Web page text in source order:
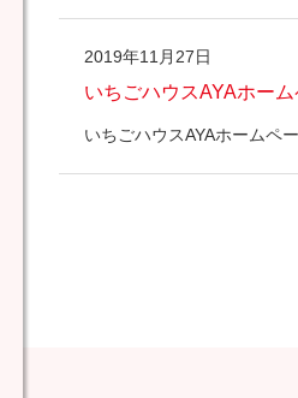
2019年11月27日
いちごハウスAYAホー
いちごハウスAYAホームペ